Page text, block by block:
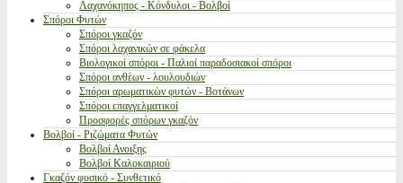
Λαχανόκηπος - Κόνδυλοι - Βολβοί
Σπόροι Φυτών
Σπόροι γκαζόν
Σπόροι λαχανικών σε φάκελα
Βιολογικοί σπόροι - Παλιοί παραδοσιακοί σπόροι
Σπόροι ανθέων - λουλουδιών
Σπόροι αρωματικών φυτών - Βοτάνων
Σπόροι επαγγελματικοί
Προσφορές σπόρων γκαζόν
Βολβοί - Ριζώματα Φυτών
Βολβοί Ανοιξης
Βολβοί Καλοκαιριού
Γκαζόν φυσικό - Συνθετικό